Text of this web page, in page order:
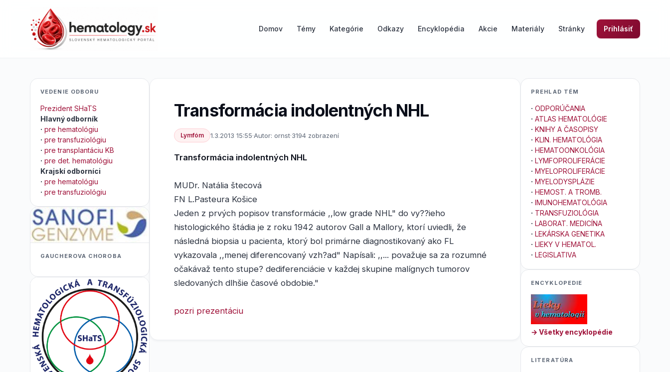
Domov Témy Kategórie Odkazy Encyklopédia Akcie Materiály Stránky Prihlásiť
Transformácia indolentných NHL
Lymfóm 1.3.2013 15:55·Autor: ornst·3194 zobrazení
Transformácia indolentných NHL
MUDr. Natália štecová
FN L.Pasteura Košice
Jeden z prvých popisov transformácie ,,low grade NHL" do vy??ieho
histologického štádia je z roku 1942 autorov Gall a Mallory, ktorí uviedli, že
následná biopsia u pacienta, ktorý bol primárne diagnostikovaný ako FL
vykazovala ,,menej diferencovaný vzh?ad" Napísali: ,,... považuje sa za rozumné
očakávaž tento stupe? dediferenciácie v každej skupine malígnych tumorov
sledovaných dlhšie časové obdobie."
pozri prezentáciu
VEDENIE ODBORU
Prezident SHaTS
Hlavný odborník
· pre hematológiu
· pre transfuziológiu
· pre transplantáciu KB
· pre det. hematológiu
Krajskí odborníci
· pre hematológiu
· pre transfuziológiu
GAUCHEROVA CHOROBA
PREHLAD TÉM
· ODPORÚČANIA
· ATLAS HEMATOLÓGIE
· KNIHY A ČASOPISY
· KLIN. HEMATOLÓGIA
· HEMATOONKOLÓGIA
· LYMFOPROLIFERÁCIE
· MYELOPROLIFERÁCIE
· MYELODYSPLÁZIE
· HEMOST. A TROMB.
· IMUNOHEMATOLÓGIA
· TRANSFUZIOLÓGIA
· LABORAT. MEDICÍNA
· LEKÁRSKA GENETIKA
· LIEKY V HEMATOL.
· LEGISLATIVA
ENCYKLOPEDIE
→ Všetky encyklopédie
LITERATÚRA